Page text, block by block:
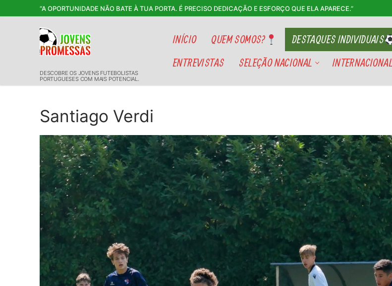
para
“A OPORTUNIDADE NÃO BATE À TUA PORTA. É PRECISO DEDICAÇÃO E ESFORÇO QUE ELA APARECE.”
DESCOBRE OS JOVENS FUTEBOLISTAS
PORTUGUESES COM MAIS POTENCIAL.
INÍCIO QUEM SOMOS? DESTAQUES INDIVIDUAIS
ENTREVISTAS
SELEÇÃO NACIONAL INTERNACIONAL
Santiago Verdi